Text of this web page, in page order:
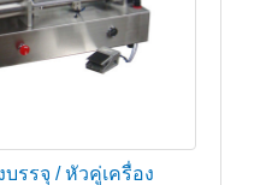
รรจุ / หัวคู่เครื่อง